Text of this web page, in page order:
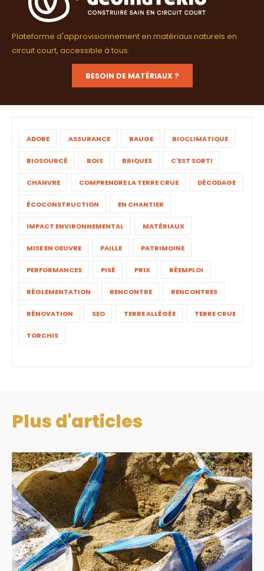
Plateforme d'approvisionnement en matériaux naturels en
circuit court, accessible à tous.
BESOIN DE MATÉRIAUX ?
ADOBE ASSURANCE BAUGE BIOCLIMATIQUE
BIOSOURCÉ BOIS BRIQUES C'EST SORTI
CHANVRE COMPRENDRE LA TERRE CRUE DÉCODAGE
ÉCOCONSTRUCTION EN CHANTIER
IMPACT ENVIRONNEMENTAL MATÉRIAUX
MISE EN OEUVRE PAILLE PATRIMOINE
PERFORMANCES PISÉ PRIX RÉEMPLOI
RÉGLEMENTATION RENCONTRE RENCONTRES
RÉNOVATION SEO TERRE ALLÉGÉE TERRE CRUE
TORCHIS
Plus d'articles